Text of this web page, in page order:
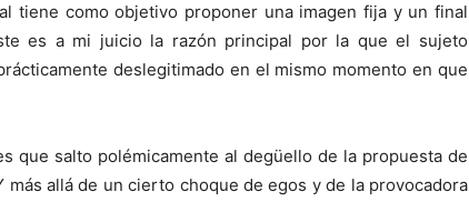
tiene como objetivo proponer una imagen fija y un final
es a mi juicio la razón principal por la que el sujeto
deslegitimado en el mismo momento en que
que salto polémicamente al degüello de la propuesta de
más allá de un cierto choque de egos y de la provocadora